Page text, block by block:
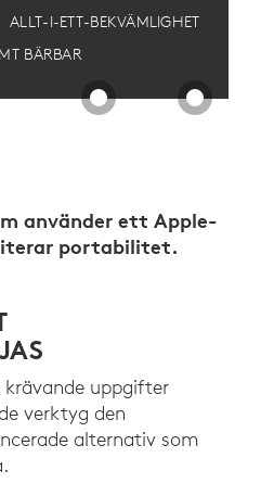
ALLT-I-ETT-BEKVÄMLIGHET
BÄRBAR
använder ett Apple-
portabilitet.
krävande uppgifter
verktyg den
alternativ som